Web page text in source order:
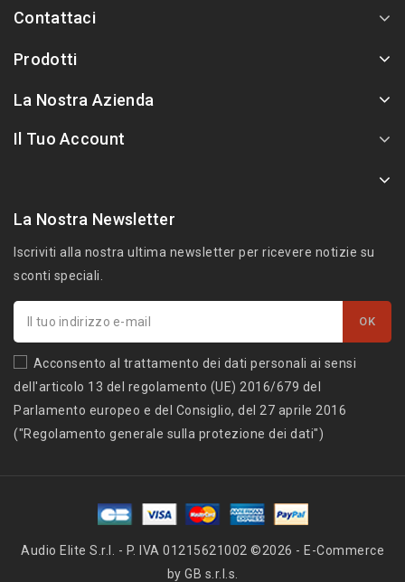
Contattaci
Prodotti
La Nostra Azienda
Il Tuo Account
La Nostra Newsletter
Iscriviti alla nostra ultima newsletter per ricevere notizie su
sconti speciali.
Acconsento al trattamento dei dati personali ai sensi
dell'articolo 13 del regolamento (UE) 2016/679 del
Parlamento europeo e del Consiglio, del 27 aprile 2016
("Regolamento generale sulla protezione dei dati")
Audio Elite S.r.l. - P. IVA 01215621002 ©2026 - E-Commerce
by GB s.r.l.s.